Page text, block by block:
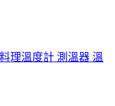
理溫度計 測溫器 溫